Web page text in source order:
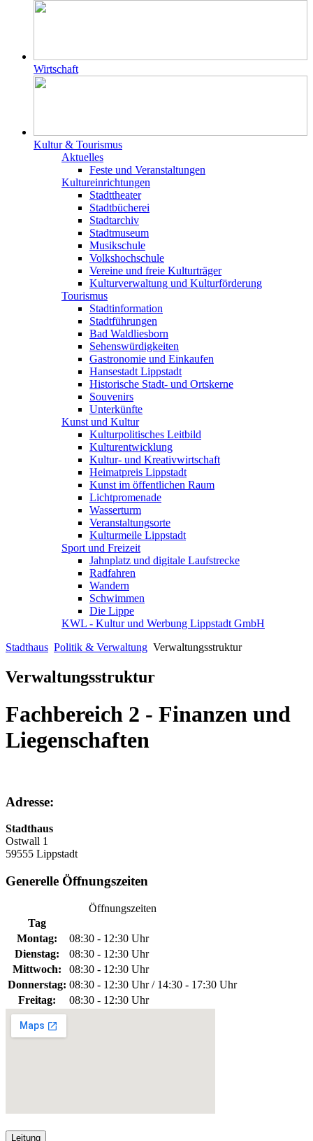
Wirtschaft
Kultur & Tourismus
Aktuelles
Feste und Veranstaltungen
Kultureinrichtungen
Stadttheater
Stadtbücherei
Stadtarchiv
Stadtmuseum
Musikschule
Volkshochschule
Vereine und freie Kulturträger
Kulturverwaltung und Kulturförderung
Tourismus
Stadtinformation
Stadtführungen
Bad Waldliesborn
Sehenswürdigkeiten
Gastronomie und Einkaufen
Hansestadt Lippstadt
Historische Stadt- und Ortskerne
Souvenirs
Unterkünfte
Kunst und Kultur
Kulturpolitisches Leitbild
Kulturentwicklung
Kultur- und Kreativwirtschaft
Heimatpreis Lippstadt
Kunst im öffentlichen Raum
Lichtpromenade
Wasserturm
Veranstaltungsorte
Kulturmeile Lippstadt
Sport und Freizeit
Jahnplatz und digitale Laufstrecke
Radfahren
Wandern
Schwimmen
Die Lippe
KWL - Kultur und Werbung Lippstadt GmbH
Stadthaus Politik & Verwaltung Verwaltungsstruktur
Verwaltungsstruktur
Fachbereich 2 - Finanzen und
Liegenschaften
Adresse:
Stadthaus
Ostwall 1
59555 Lippstadt
Generelle Öffnungszeiten
Öffnungszeiten
Tag
Montag:
08:30 - 12:30 Uhr
Dienstag:
08:30 - 12:30 Uhr
Mittwoch:
08:30 - 12:30 Uhr
Donnerstag: 08:30 - 12:30 Uhr / 14:30 - 17:30 Uhr
Freitag:
08:30 - 12:30 Uhr
Leitung